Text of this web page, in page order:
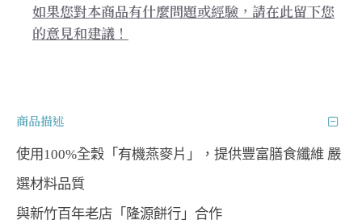
如果您對本商品有什麼問題或經驗，請在此留下您
的意見和建議！
商品描述
使用100%全穀「有機燕麥片」，提供豐富膳食纖維 嚴
選材料品質
與新竹百年老店「隆源餅行」合作